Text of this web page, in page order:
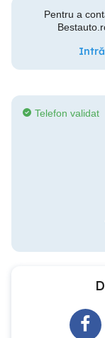
Pentru a
Telefon validat